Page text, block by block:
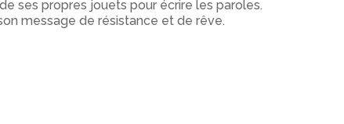
ses propres jouets pour écrire les paroles.
message de résistance et de rêve.